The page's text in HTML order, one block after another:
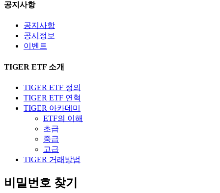
공지사항
공지사항
공시정보
이벤트
TIGER ETF 소개
TIGER ETF 정의
TIGER ETF 연혁
TIGER 아카데미
ETF의 이해
초급
중급
고급
TIGER 거래방법
비밀번호 찾기